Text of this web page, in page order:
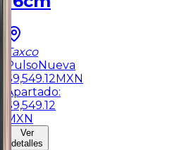
Taxco
PulsoNueva
$9,549.12MXN
Apartado:
$9,549.12
MXN
Ver
detalles